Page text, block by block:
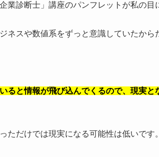
業診断士」講座のパンフレットが私の目
ネスや数値系をずっと意識していたから
ると情報が飛び込んでくるので、現実と
ただけでは現実になる可能性は低いです。